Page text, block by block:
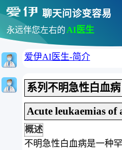
聊天问诊变容易
永远伴您左右的AI医生
爱伊AI医生-简介
系列不明急性白血病
Acute leukaemias of
概述
不明急性白血病是一种